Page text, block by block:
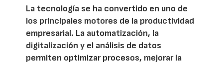
La tecnología se ha convertido en uno de
los principales motores de la productividad
empresarial. La automatización, la
digitalización y el análisis de datos
permiten optimizar procesos, mejorar la